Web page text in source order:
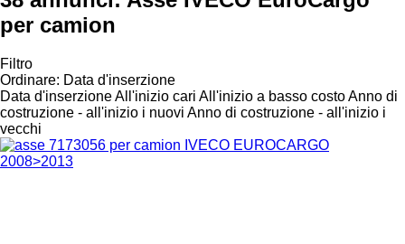
per camion
Filtro
Ordinare: Data d'inserzione
Data d'inserzioneAll'inizio cari All'inizio a basso costoAnno di
costruzione - all'inizio i nuovi Anno di costruzione - all'inizio i
vecchi